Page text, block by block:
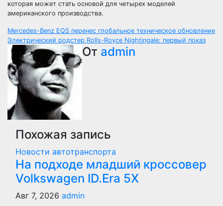
которая может стать основой для четырех моделей
американского производства.
Навигация
по
записям
Mercedes-Benz EQS перенес глобальное техническое обновление
Электрический родстер Rolls-Royce Nightingale: первый показ
От admin
Похожая запись
Новости автотранспорта
На подходе младший кроссовер
Volkswagen ID.Era 5X
Авг 7, 2026 admin